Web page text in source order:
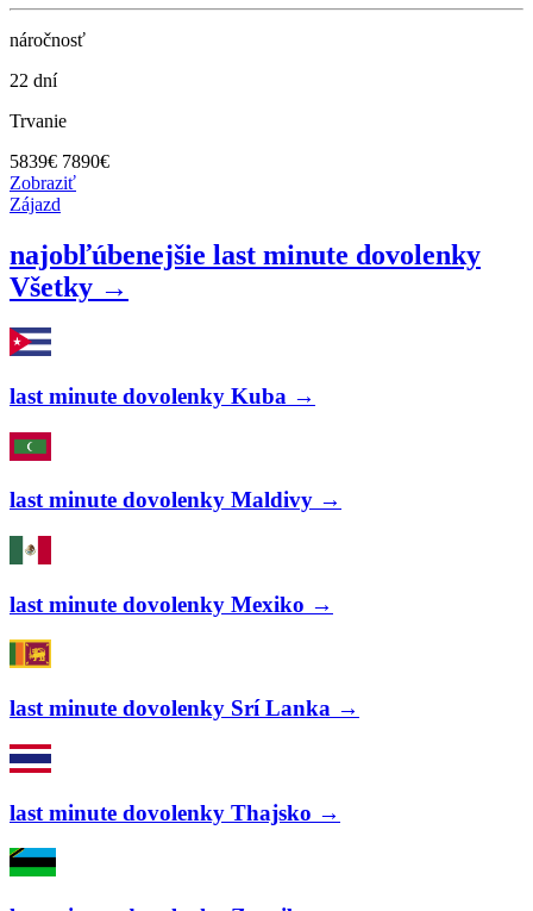
náročnosť
22 dní
Trvanie
5839€ 7890€
Zobraziť
Zájazd
najobľúbenejšie last minute dovolenky
Všetky →
last minute dovolenky Kuba →
last minute dovolenky Maldivy →
last minute dovolenky Mexiko →
last minute dovolenky Srí Lanka →
last minute dovolenky Thajsko →